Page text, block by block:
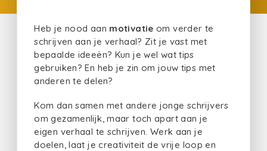
Heb je nood aan motivatie om verder te
schrijven aan je verhaal? Zit je vast met
bepaalde ideeën? Kun je wel wat tips
gebruiken? En heb je zin om jouw tips met
anderen te delen?
Kom dan samen met andere jonge schrijvers
om gezamenlijk, maar toch apart aan je
eigen verhaal te schrijven. Werk aan je
doelen, laat je creativiteit de vrije loop en